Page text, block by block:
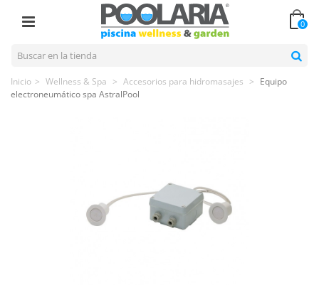
0
Inicio > Wellness & Spa > Accesorios para hidromasajes > Equipo
electroneumático spa AstralPool